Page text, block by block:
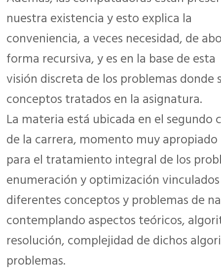
nuestra existencia y esto explica la
conveniencia, a veces necesidad, de
forma recursiva, y es en la base de esta
visión discreta de los problemas donde
conceptos tratados en la asignatura.
La materia está ubicada en el
de la carrera, momento muy apropiado
para el tratamiento integral de los
enumeración y optimización
diferentes conceptos y problemas de
contemplando aspectos teóricos,
resolución, complejidad de dichos
problemas.